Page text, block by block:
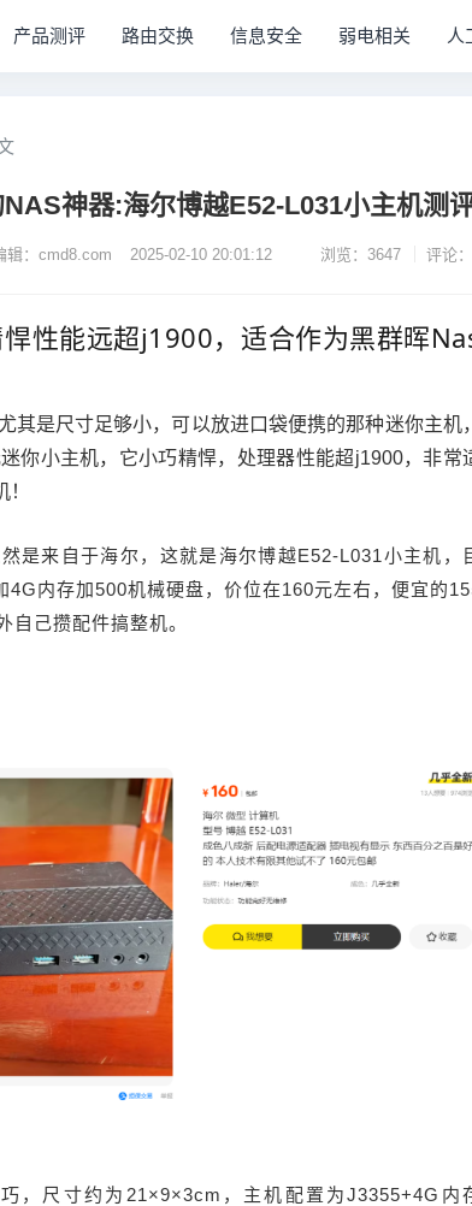
产品测评 路由交换 信息安全 弱电相关 人
神器:海尔博越E52-L031小主机测
：cmd8.com 2025-02-10 20:01:12 浏览：3647 评论
性能远超j1900，适合作为黑群晖
其是尺寸足够小，可以放进口袋便携的那种迷你主机
你小主机，它小巧精悍，处理器性能超j1900，非常
是来自于海尔，这就是海尔博越E52-L031小主机，
4G内存加500机械硬盘，价位在160元左右，便宜的
自己攒配件搞整机。
，尺寸约为21×9×3cm，主机配置为J3355+4G内